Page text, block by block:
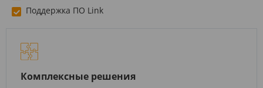
Поддержка ПО Link
Комплексные решения